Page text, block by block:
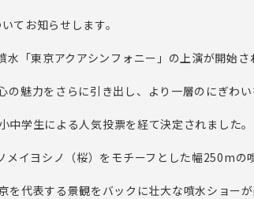
てお知らせします。
「東京アクアシンフォニー」の上演が開始さ
の魅力をさらに引き出し、より一層のにぎわ
学生による人気投票を経て決定されました。
イヨシノ（桜）をモチーフとした幅250mの
を代表する景観をバックに壮大な噴水ショーが